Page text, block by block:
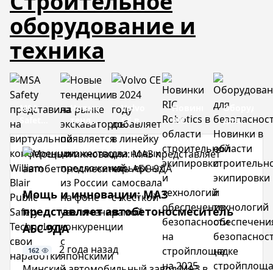
оборудование и
техника
MSA
Safety
представила
на
виртуальной
конференции
William
Blair
Public
Safety
Technology
свои
наработки
Новые
тенденции
на
рынке
экскаваторов:
появляется
множество
предложений
из
России
на
увеличения
конкуренции
Volvo
CE в
2024
году
добавляет
в
линейку
два
новых
карьерных
самосвала
рамой
Новинки
RIC
Robotics
в
области
строительной
экипировки
и
технологий
обеспечения
безопасности
на
стройплощадке
на
для
Новинки
области
и
на
Мощь и инновации: МАЗ
представляет автобетоносмеситель
АБС-9ДА
162
2 года назад